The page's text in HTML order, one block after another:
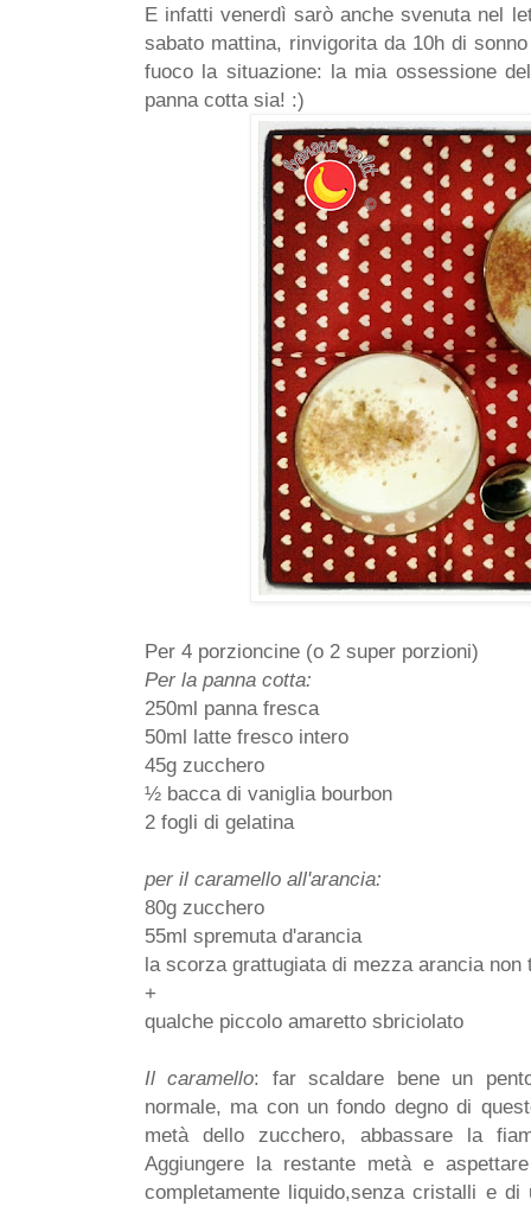
E infatti venerdì sarò anche svenuta nel
sabato mattina, rinvigorita da 10h di
fuoco la situazione: la mia ossessione
panna cotta sia! :)
Per 4 porzioncine (o 2 super porzioni)
Per la panna cotta:
250ml panna fresca
50ml latte fresco intero
45g zucchero
½ bacca di vaniglia bourbon
2 fogli di gelatina
per il caramello all'arancia:
80g zucchero
55ml spremuta d'arancia
la scorza grattugiata di mezza arancia non
+
qualche piccolo amaretto sbriciolato
Il caramello: far scaldare bene un
normale, ma con un fondo degno di
metà dello zucchero, abbassare la
Aggiungere la restante metà e
completamente liquido,senza cristalli e